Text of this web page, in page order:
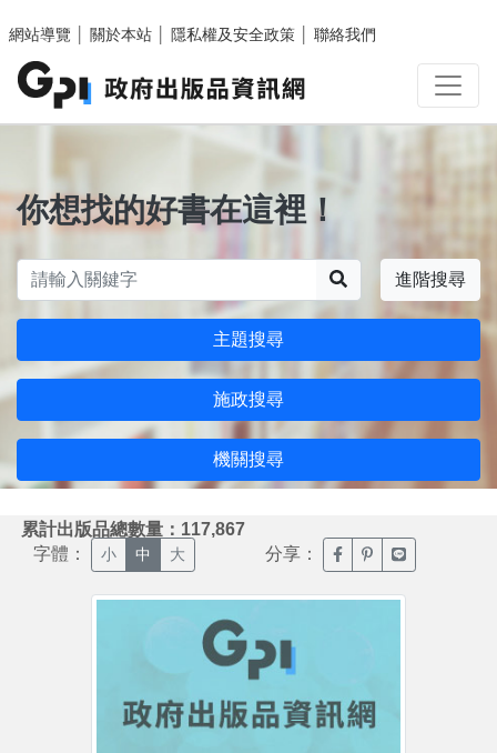
網站導覽
關於本站 隱私權及安全政策 聯絡我們
你想找的好書在這裡！
進階搜尋
主題搜尋
施政搜尋
機關搜尋
累計出版品總數量：117,867
字體： 小 中 大 分享： 臉書分享(另開新視窗)
噗浪分享(另開新
Line分享(另